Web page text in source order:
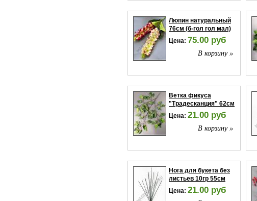
Люпин натуральный
76см (б-гол гол мал)
Цена: 75.00 руб
В корзину »
Ветка фикуса
"Традесканция" 62см
Цена: 21.00 руб
В корзину »
Нога для букета без
листьев 10гр 55см
Цена: 21.00 руб